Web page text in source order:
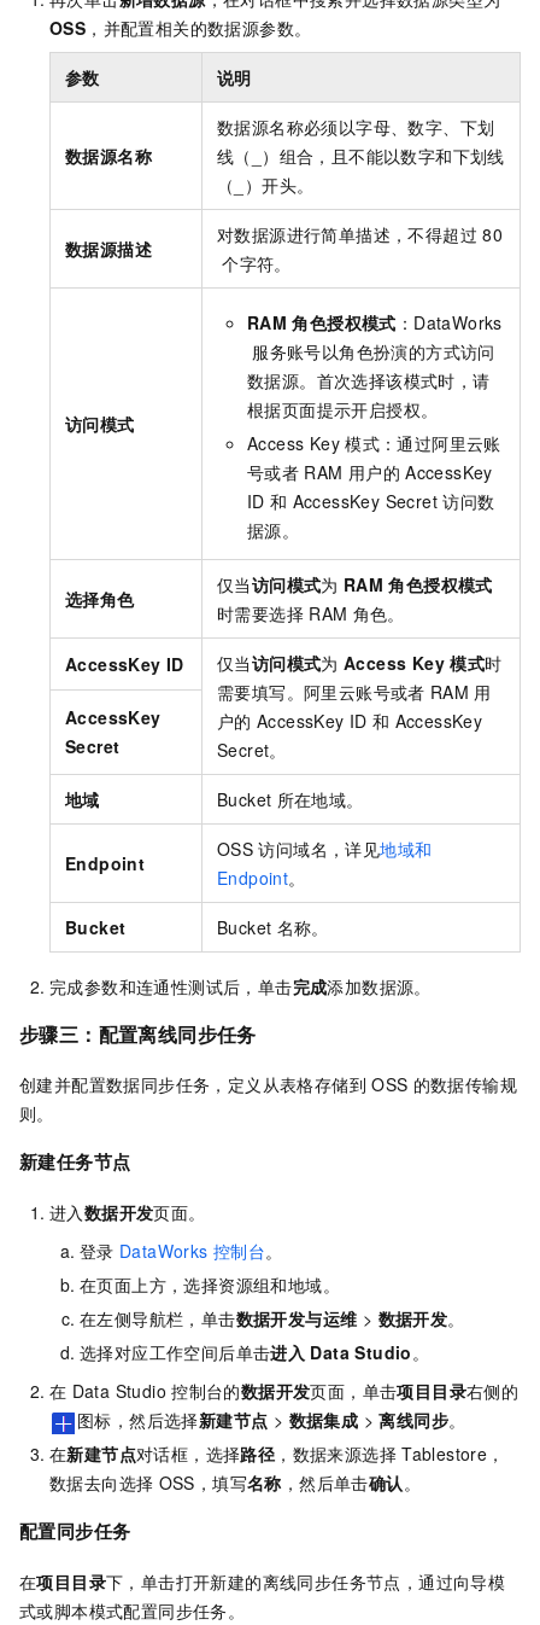
OSS ，并配置相关的数据源参数。
参数 说明
数据源名称
数据源名称必须以字母、数字、下划
线（_）组合，且不能以数字和下划线
（_）开头。
数据源描述
对数据源进行简单描述，不得超过 80
个字符。
访问模式
RAM 角色授权模式 ：DataWorks
服务账号以角色扮演的方式访问
数据源。首次选择该模式时，请
根据页面提示开启授权。
Access Key 模式：通过阿里云账
号或者 RAM 用户的 AccessKey
ID 和 AccessKey Secret 访问数
据源。
选择角色
仅当访问模式为 RAM 角色授权模式
时需要选择 RAM 角色。
AccessKey ID 仅当访问模式为 Access Key 模式时
需要填写。阿里云账号或者 RAM 用
户的 AccessKey ID 和 AccessKey
Secret。
AccessKey
Secret
地域 Bucket 所在地域。
Endpoint
OSS 访问域名，详见地域和
Endpoint。
Bucket Bucket 名称。
完成参数和连通性测试后，单击完成添加数据源。
步骤三：配置离线同步任务
创建并配置数据同步任务，定义从表格存储到 OSS 的数据传输规
则。
新建任务节点
进入数据开发页面。
登录 DataWorks 控制台。
在页面上方，选择资源组和地域。
在左侧导航栏，单击数据开发与运维 > 数据开发。
选择对应工作空间后单击进入 Data Studio。
在 Data Studio 控制台的数据开发页面，单击项目目录右侧的
图标，然后选择新建节点 > 数据集成 >离线同步。
在新建节点对话框，选择路径 ，数据来源选择 Tablestore，
数据去向选择 OSS，填写名称 ，然后单击确认。
配置同步任务
在项目目录下，单击打开新建的离线同步任务节点，通过向导模
式或脚本模式配置同步任务。